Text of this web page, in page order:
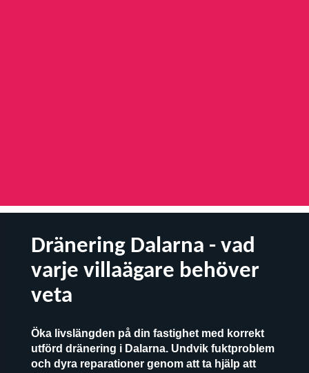
Dränering Dalarna - vad
varje villaägare behöver
veta
Öka livslängden på din fastighet med korrekt
utförd dränering i Dalarna. Undvik fuktproblem
och dyra reparationer genom att ta hjälp att